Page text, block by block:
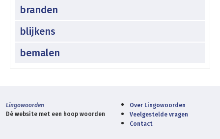
branden
blijkens
bemalen
Lingowoorden
Dé website met een hoop woorden
Over Lingowoorden
Veelgestelde vragen
Contact